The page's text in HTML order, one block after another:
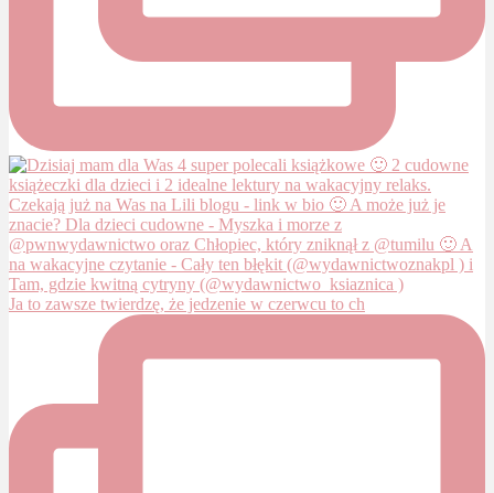
Ja to zawsze twierdzę, że jedzenie w czerwcu to ch